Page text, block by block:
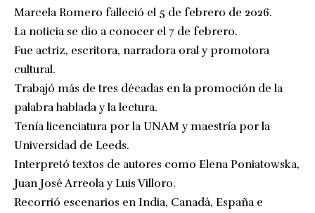
Marcela Romero falleció el 5 de febrero de 2026.
La noticia se dio a conocer el 7 de febrero.
Fue actriz, escritora, narradora oral y promotora
cultural.
Trabajó más de tres décadas en la promoción de la
palabra hablada y la lectura.
Tenía licenciatura por la UNAM y maestría por la
Universidad de Leeds.
Interpretó textos de autores como Elena Poniatowska,
Juan José Arreola y Luis Villoro.
Recorrió escenarios en India, Canadá, España e